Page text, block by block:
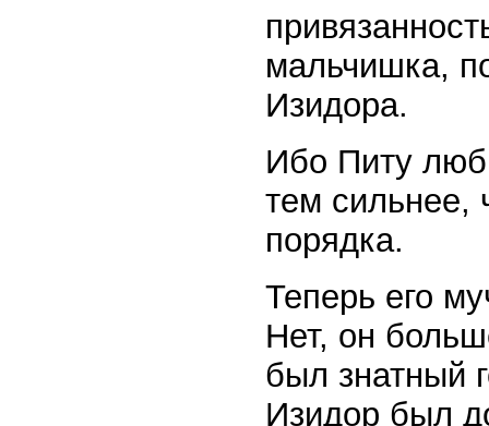
мальчишка,
Изидора.
Ибо Питу
тем сильнее,
порядка.
Теперь его
Нет, он
был знатный
Изидор был